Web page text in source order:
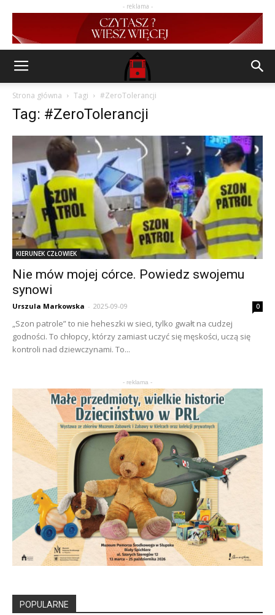
- reklama -
Strona główna Tagi #ZeroTolerancji
Tag: #ZeroTolerancji
KIERUNEK CZŁOWIEK
Nie mów mojej córce. Powiedz swojemu
synowi
Urszula Markowska - 2025-09-09 0
„Szon patrole” to nie heheszki w sieci, tylko gwałt na cudzej
godności. To chłopcy, którzy zamiast uczyć się męskości, uczą się
kontroli nad dziewczynami. To...
- reklama -
POPULARNE